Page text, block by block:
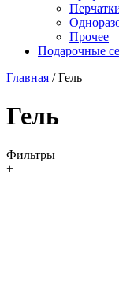
Прочее
Подарочные
Главная /Гель
Гель
Фильтры
+